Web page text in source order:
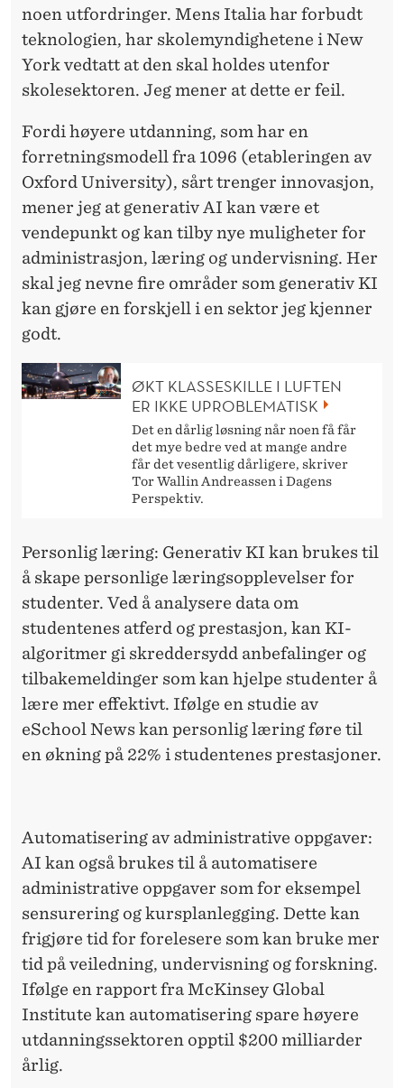
noen utfordringer. Mens Italia har forbudt
teknologien, har skolemyndighetene i New
York vedtatt at den skal holdes utenfor
skolesektoren. Jeg mener at dette er feil.
Fordi høyere utdanning, som har en
forretningsmodell fra 1096 (etableringen av
Oxford University), sårt trenger innovasjon,
mener jeg at generativ AI kan være et
vendepunkt og kan tilby nye muligheter for
administrasjon, læring og undervisning. Her
skal jeg nevne fire områder som generativ KI
kan gjøre en forskjell i en sektor jeg kjenner
godt.
ØKT KLASSESKILLE I LUFTEN
ER IKKE UPROBLEMATISK
Det en dårlig løsning når noen få får
det mye bedre ved at mange andre
får det vesentlig dårligere, skriver
Tor Wallin Andreassen i Dagens
Perspektiv.
Personlig læring: Generativ KI kan brukes til
å skape personlige læringsopplevelser for
studenter. Ved å analysere data om
studentenes atferd og prestasjon, kan KI-
algoritmer gi skreddersydd anbefalinger og
tilbakemeldinger som kan hjelpe studenter å
lære mer effektivt. Ifølge en studie av
eSchool News kan personlig læring føre til
en økning på 22% i studentenes prestasjoner.
Automatisering av administrative oppgaver:
AI kan også brukes til å automatisere
administrative oppgaver som for eksempel
sensurering og kursplanlegging. Dette kan
frigjøre tid for forelesere som kan bruke mer
tid på veiledning, undervisning og forskning.
Ifølge en rapport fra McKinsey Global
Institute kan automatisering spare høyere
utdanningssektoren opptil $200 milliarder
årlig.